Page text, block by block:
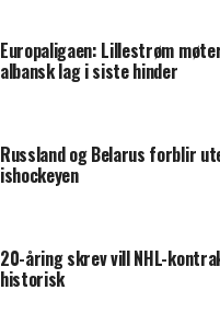
Europaligaen: Lillestrøm
albansk lag i siste hinder
Russland og Belarus forblir
ishockeyen
20-åring skrev vill NHL-
historisk